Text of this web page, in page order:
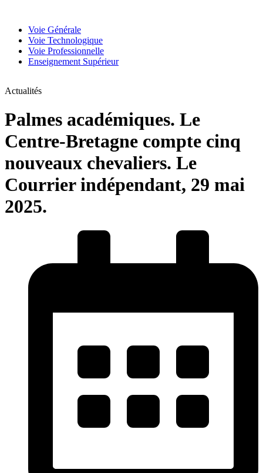
contenuVoie Générale
Voie Technologique
Voie Professionnelle
Enseignement Supérieur
Actualités
Palmes académiques. Le
Centre-Bretagne compte cinq
nouveaux chevaliers. Le
Courrier indépendant, 29 mai
2025.